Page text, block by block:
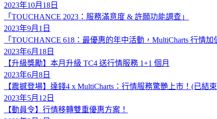
2023年10月18日
「TOUCHANCE 2023：服務滿意度 & 許願功能調查」
2023年9月1日
「TOUCHANCE 618：最優惠的年中活動，MultiCharts 行情加
2023年6月18日
【升級獎勵】本月升級 TC4 送行情服務 1+1 個月
2023年6月8日
【震撼登場】達錢4 x MultiCharts：行情服務驚艷上市！(已結
2023年5月12日
【動員令】行情移轉雙重優惠方案！